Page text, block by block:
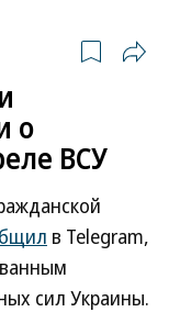
о
ВСУ
в Telegram,
сил Украины.